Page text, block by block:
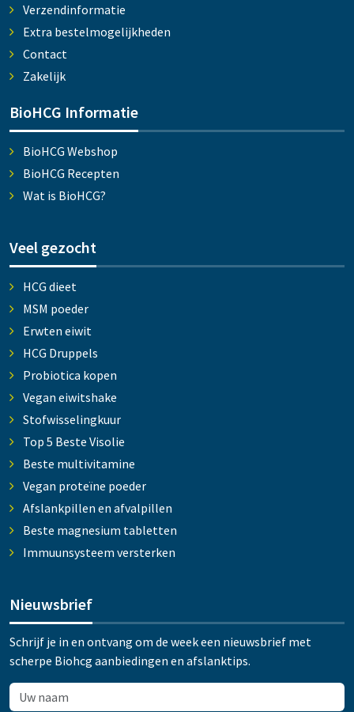
Verzendinformatie
Extra bestelmogelijkheden
Contact
Zakelijk
BioHCG Informatie
BioHCG Webshop
BioHCG Recepten
Wat is BioHCG?
Veel gezocht
HCG dieet
MSM poeder
Erwten eiwit
HCG Druppels
Probiotica kopen
Vegan eiwitshake
Stofwisselingkuur
Top 5 Beste Visolie
Beste multivitamine
Vegan proteïne poeder
Afslankpillen en afvalpillen
Beste magnesium tabletten
Immuunsysteem versterken
Nieuwsbrief
Schrijf je in en ontvang om de week een nieuwsbrief met
scherpe Biohcg aanbiedingen en afslanktips.